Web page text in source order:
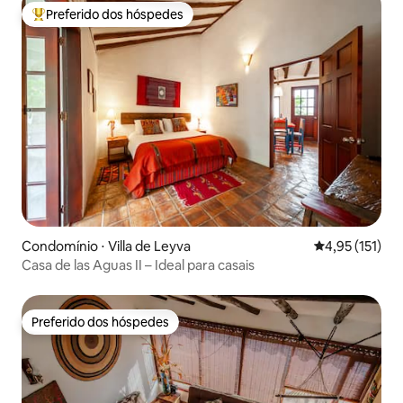
Entre os melhores preferidos dos hóspedes
Preferido dos hóspedes
Condomínio ⋅ Villa de Leyva 4,95 de uma
4,95 (151)
Casa de las Aguas II – Ideal para casais
Preferido dos hóspedes
Preferido dos hóspedes